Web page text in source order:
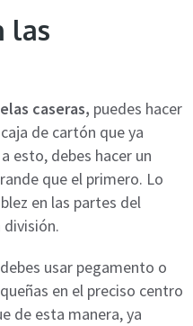
las
caseras, puedes hacer
de cartón que ya
esto, debes hacer un
que el primero. Lo
en las partes del
división.
usar pegamento o
en el preciso centro
de esta manera, ya